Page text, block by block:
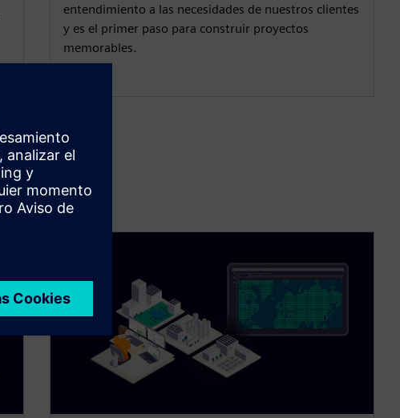
entendimiento a las necesidades de nuestros clientes
y es el primer paso para construir proyectos
memorables.